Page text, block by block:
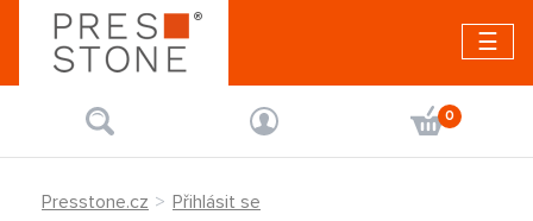
☰
0
Presstone.cz Přihlásit se